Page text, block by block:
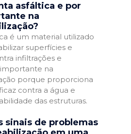
asfáltica e por
na
é um material utilizado
superfícies e
infiltrações e
na
porque proporciona
contra a água e
das estruturas.
sinais de problemas